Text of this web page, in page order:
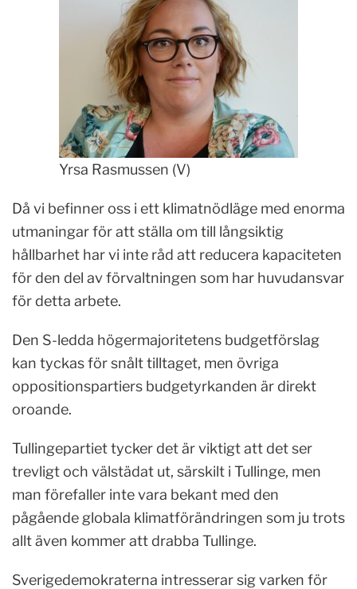
Yrsa Rasmussen (V)
Då vi befinner oss i ett klimatnödläge med enorma
utmaningar för att ställa om till långsiktig
hållbarhet har vi inte råd att reducera kapaciteten
för den del av förvaltningen som har huvudansvar
för detta arbete.
Den S-ledda högermajoritetens budgetförslag
kan tyckas för snålt tilltaget, men övriga
oppositionspartiers budgetyrkanden är direkt
oroande.
Tullingepartiet tycker det är viktigt att det ser
trevligt och välstädat ut, särskilt i Tullinge, men
man förefaller inte vara bekant med den
pågående globala klimatförändringen som ju trots
allt även kommer att drabba Tullinge.
Sverigedemokraterna intresserar sig varken för